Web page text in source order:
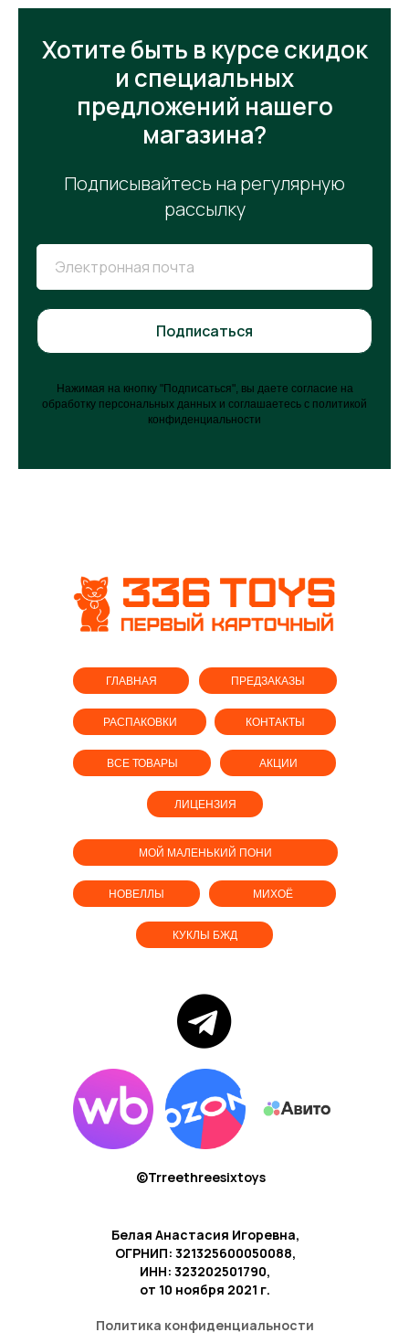
Хотите быть в курсе скидок
и специальных
предложений нашего
магазина?
Подписывайтесь на регулярную
рассылку
Электронная почта
Подписаться
Нажимая на кнопку "Подписаться", вы даете согласие на
обработку персональных данных и соглашаетесь c политикой
конфиденциальности
КУКЛЫ БЖД
НОВЕЛЛЫ МИХОЁ
МОЙ МАЛЕНЬКИЙ ПОНИ
ЛИЦЕНЗИЯ
КОНТАКТЫ
РАСПАКОВКИ
ВСЕ ТОВАРЫ АКЦИИ
ГЛАВНАЯ ПРЕДЗАКАЗЫ
Политика конфиденциальности
Белая Анастасия Игоревна,
ОГРНИП: 321325600050088,
ИНН: 323202501790,
от 10 ноября 2021 г.
©Trreethreesixtoys